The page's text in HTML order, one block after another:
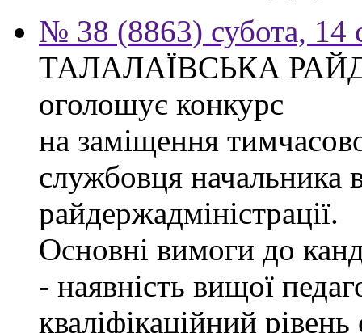
№ 38 (8863) субота, 14
ТАЛАЛАЇВСЬКА
оголошує конкурс
на заміщення
службовця начальника
райдержадміністрації.
Основні вимоги до
- наявність вищої
кваліфікаційний рівень